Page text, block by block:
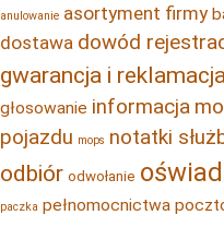
anulowanie asortyment firmy
dostawa dowód
gwarancja i reklamacja
głosowanie informacja
pojazdu mops notatki
odbiór odwołanie
paczka pełnomocnictwa